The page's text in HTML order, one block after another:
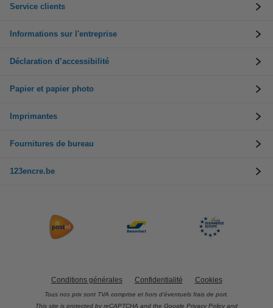
Service clients
Informations sur l'entreprise
Déclaration d’accessibilité
Papier et papier photo
Imprimantes
Fournitures de bureau
123encre.be
Conditions générales Confidentialité Cookies
Tous nos prix sont TVA comprise et hors d’éventuels frais de port.
This site is protected by reCAPTCHA and the Google Privacy Policy and